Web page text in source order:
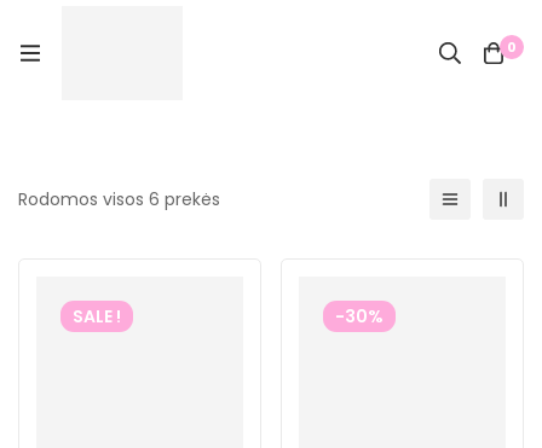
0
Rodomos visos 6 prekės
SALE ! -30%